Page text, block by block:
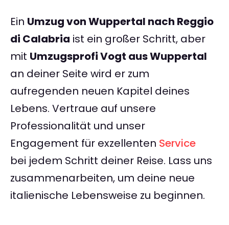
Ein Umzug von Wuppertal nach Reggio
di Calabria ist ein großer Schritt, aber
mit Umzugsprofi Vogt aus Wuppertal
an deiner Seite wird er zum
aufregenden neuen Kapitel deines
Lebens. Vertraue auf unsere
Professionalität und unser
Engagement für exzellenten Service
bei jedem Schritt deiner Reise. Lass uns
zusammenarbeiten, um deine neue
italienische Lebensweise zu beginnen.